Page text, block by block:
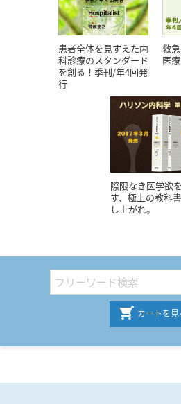
患者全体を見すえた内
科診療のスタンダード
を創る！季刊/年4回発
行
救
医
際限なき医学欲
す、極上の教科
し上がれ。
カートを見